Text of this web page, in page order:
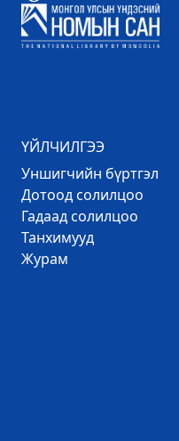
ҮЙЛЧИЛГЭЭ
Уншигчийн бүртгэл
Дотоод солилцоо
Гадаад солилцоо
Танхимууд
Журам